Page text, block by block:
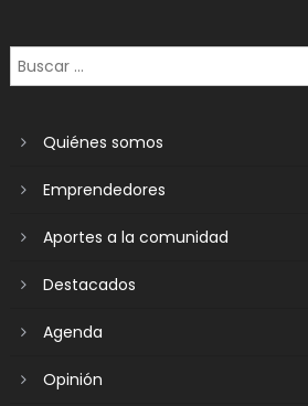
Quiénes somos
Emprendedores
Aportes a la comunidad
Destacados
Agenda
Opinión